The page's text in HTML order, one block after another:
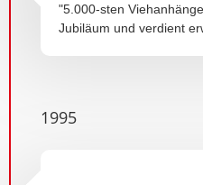
"5.000-sten
Jubiläum und verdient
1995